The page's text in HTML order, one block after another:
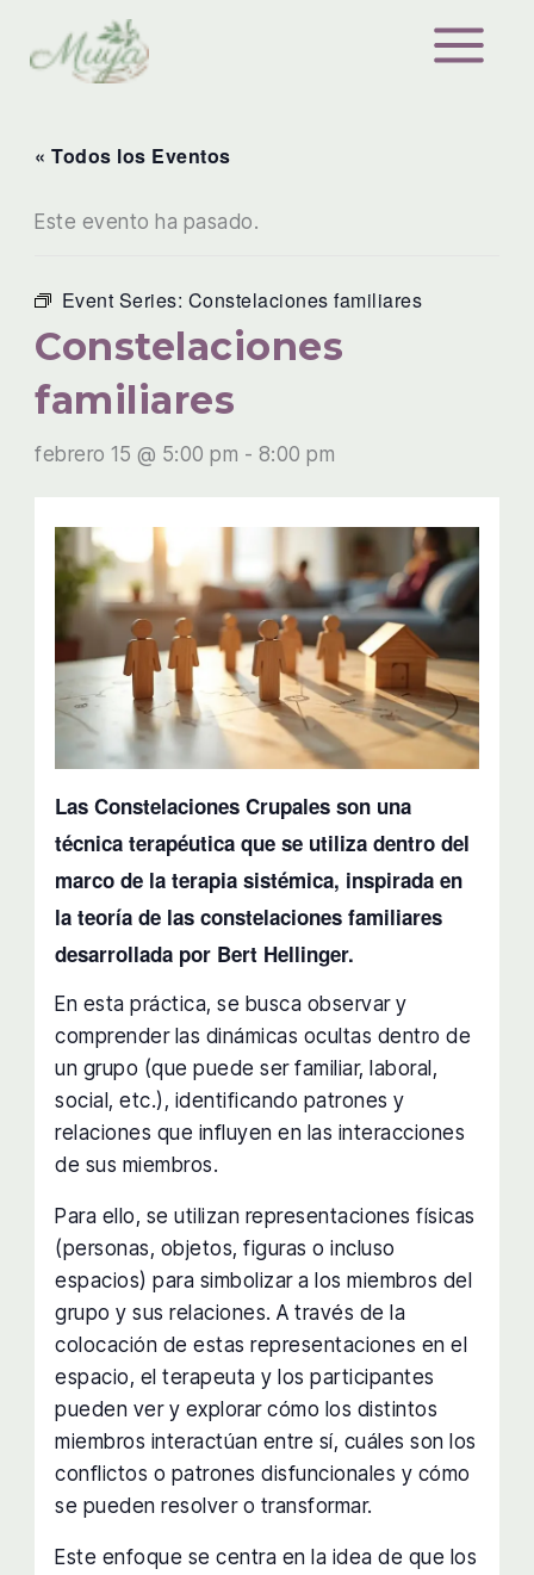
contenido
« Todos los Eventos
Este evento ha pasado.
Event Series: Constelaciones familiares
Constelaciones
familiares
febrero 15 @ 5:00 pm - 8:00 pm
Las Constelaciones Crupales son una
técnica terapéutica que se utiliza dentro del
marco de la terapia sistémica, inspirada en
la teoría de las constelaciones familiares
desarrollada por Bert Hellinger.
En esta práctica, se busca observar y
comprender las dinámicas ocultas dentro de
un grupo (que puede ser familiar, laboral,
social, etc.), identificando patrones y
relaciones que influyen en las interacciones
de sus miembros.
Para ello, se utilizan representaciones físicas
(personas, objetos, figuras o incluso
espacios) para simbolizar a los miembros del
grupo y sus relaciones. A través de la
colocación de estas representaciones en el
espacio, el terapeuta y los participantes
pueden ver y explorar cómo los distintos
miembros interactúan entre sí, cuáles son los
conflictos o patrones disfuncionales y cómo
se pueden resolver o transformar.
Este enfoque se centra en la idea de que los